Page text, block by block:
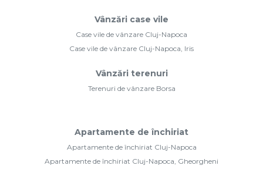
Vânzări case vile
Case vile de vânzare Cluj-Napoca
Case vile de vânzare Cluj-Napoca, Iris
Vânzări terenuri
Terenuri de vânzare Borsa
Apartamente de închiriat
Apartamente de închiriat Cluj-Napoca
Apartamente de închiriat Cluj-Napoca, Gheorgheni